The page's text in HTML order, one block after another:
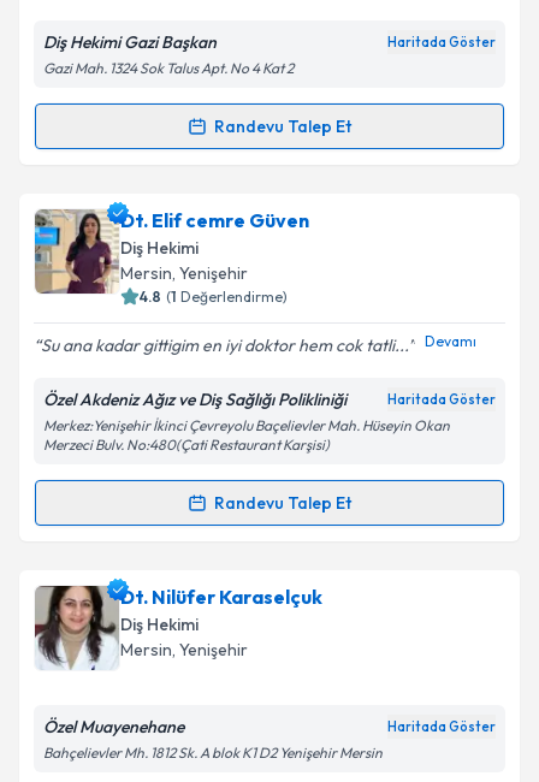
Kişisel verilerimin işlenmesine ilişkin
Aydınlatma
Metni'ni okudum ve kişisel verilerimin belirtilen
kapsamda işlenmesini kabul ediyorum.
Diş Hekimi Gazi Başkan Haritada Göster
Gazi Mah. 1324 Sok Talus Apt. No 4 Kat 2
Randevu Talep Et
Randevu Takvimi Talebi
Dt. Gazi Başkaniçin randevu takvimi talebi oluşturun.
Size bu uzmandan randevu almanız için bir takvim
hazırlandığında e-posta ile bilgilendireceğiz.
Kişisel verilerimin işlenmesine ilişkinAydınlatma
Metni'ni okudum ve kişisel verilerimin belirtilen
kapsamda işlenmesini kabul ediyorum.
Dt. Elif cemre Güven
Diş Hekimi
Mersin, Yenişehir
4.8 (1 Değerlendirme)
Su ana kadar gittigim en iyi doktor hem cok tatli... Devamı
Özel Akdeniz Ağız ve Diş Sağlığı Polikliniği Haritada Göster
Merkez:Yenişehir İkinci Çevreyolu Baçelievler Mah. Hüseyin Okan
Merzeci Bulv. No:480(Çati Restaurant Karşisi)
Randevu Talep Et
Randevu Takvimi Talebi
Dt. Elif cemre Güveniçin randevu takvimi talebi
oluşturun. Size bu uzmandan randevu almanız için bir
takvim hazırlandığında e-posta ile bilgilendireceğiz.
Dt. Nilüfer Karaselçuk
Diş Hekimi
Mersin, Yenişehir
Özel Muayenehane Haritada Göster
Bahçelievler Mh. 1812 Sk. A blok K1 D2 Yenişehir Mersin